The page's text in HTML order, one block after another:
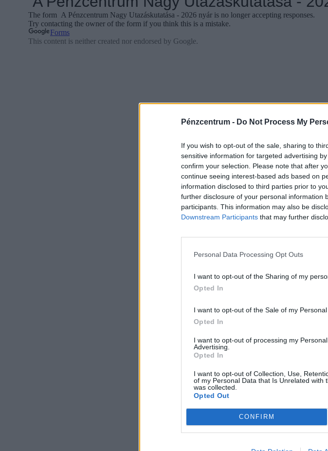
Pénzcentrum - Do Not Process My
If you wish to opt-out of the sale, sharing to
sensitive information for targeted advertising
confirm your selection. Please note that after
continue seeing interest-based ads based on
information disclosed to third parties prior to
further disclosure of your personal information
participants. This information may also be
Downstream Participants that may further
Personal Data Processing Opt Outs
I want to opt-out of the Sharing of my
Opted In
I want to opt-out of the Sale of my Personal
Opted In
I want to opt-out of processing my
Advertising.
Opted In
I want to opt-out of Collection, Use,
of my Personal Data that Is Unrelated with
was collected.
Opted Out
CONFIRM